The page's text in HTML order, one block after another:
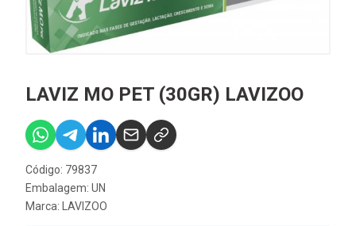
LAVIZ MO PET (30GR) LAVIZOO
Código: 79837
Embalagem: UN
Marca:
LAVIZOO